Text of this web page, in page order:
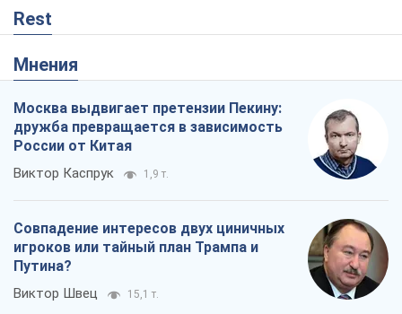
Rest
Мнения
Москва выдвигает претензии Пекину:
дружба превращается в зависимость
России от Китая
Виктор Каспрук 1,9 т.
Совпадение интересов двух циничных
игроков или тайный план Трампа и
Путина?
Виктор Швец 15,1 т.